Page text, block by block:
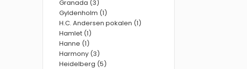
Granada (3)
Gyldenholm (1)
H.C. Andersen pokalen (1)
Hamlet (1)
Hanne (1)
Harmony (3)
Heidelberg (5)